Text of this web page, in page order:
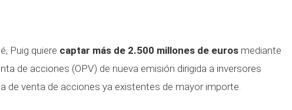
Puig quiere captar más de 2.500 millones de euros mediante
de acciones (OPV) de nueva emisión dirigida a inversores
de venta de acciones ya existentes de mayor importe.